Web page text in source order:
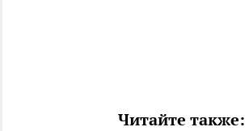
Читайте также: